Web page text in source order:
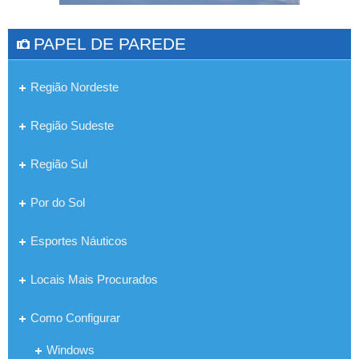
PAPEL DE PAREDE
Região Nordeste
Região Sudeste
Região Sul
Por do Sol
Esportes Náuticos
Locais Mais Procurados
Como Configurar
Windows